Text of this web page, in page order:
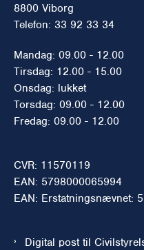
8800 Viborg
Telefon: 33 92 33 34
Mandag: 09.00 - 12.00
Tirsdag: 12.00 - 15.00
Onsdag: lukket
Torsdag: 09.00 - 12.00
Fredag: 09.00 - 12.00
CVR: 11570119
EAN: 5798000065994
EAN: Erstatningsnævnet:
Digital post til